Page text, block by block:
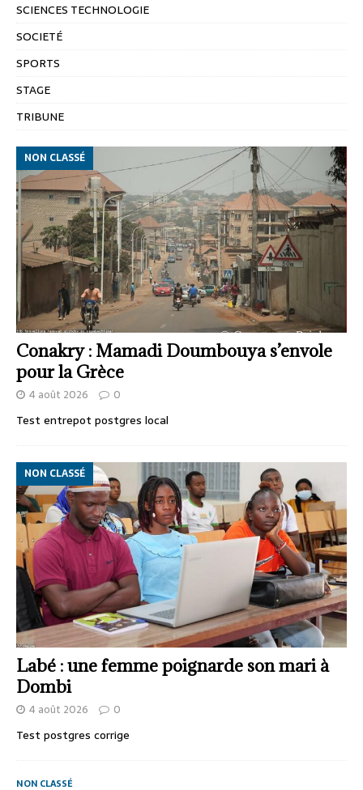
SCIENCES TECHNOLOGIE
SOCIETÉ
SPORTS
STAGE
TRIBUNE
Conakry : Mamadi Doumbouya s’envole
pour la Grèce
NON CLASSÉ
4 août 2026 0
Test entrepot postgres local
Labé : une femme poignarde son mari à
Dombi
NON CLASSÉ
4 août 2026 0
Test postgres corrige
NON CLASSÉ